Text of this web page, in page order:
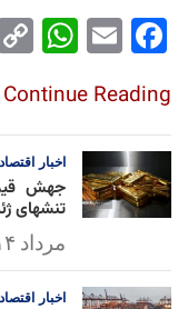
Fac
ok
Em
Wh
Ap
p
Continue Reading
اخبار
جهش
تنشهای
مرداد ۱۴, ۱۴۰۵
اخبار